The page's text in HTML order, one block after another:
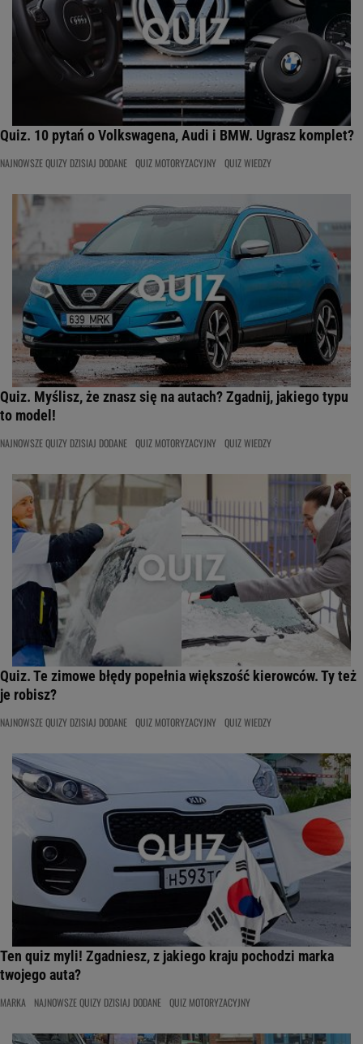
Quiz. 10 pytań o Volkswagena, Audi i BMW. Ugrasz komplet?
NAJNOWSZE QUIZY DZISIAJ DODANE QUIZ MOTORYZACYJNY QUIZ WIEDZY
Quiz. Myślisz, że znasz się na autach? Zgadnij, jakiego typu
to model!
NAJNOWSZE QUIZY DZISIAJ DODANE QUIZ MOTORYZACYJNY QUIZ WIEDZY
Quiz. Te zimowe błędy popełnia większość kierowców. Ty też
je robisz?
NAJNOWSZE QUIZY DZISIAJ DODANE QUIZ MOTORYZACYJNY QUIZ WIEDZY
Ten quiz myli! Zgadniesz, z jakiego kraju pochodzi marka
twojego auta?
MARKA NAJNOWSZE QUIZY DZISIAJ DODANE QUIZ MOTORYZACYJNY